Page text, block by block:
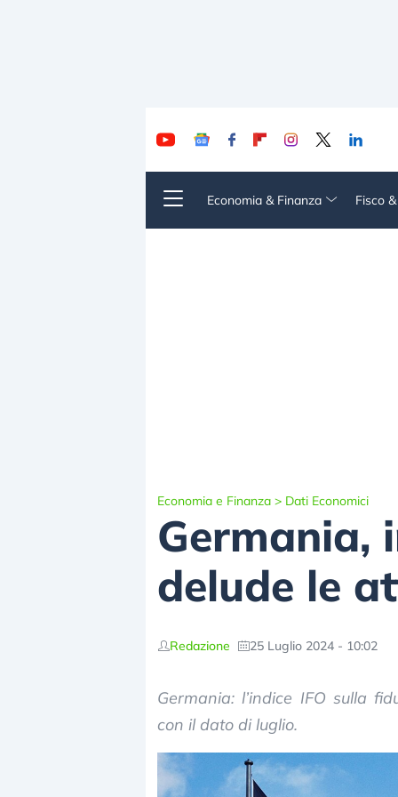
Economia & Finanza Fisco
Economia e Finanza > Dati Economici
Germania,
delude le
Redazione 25 Luglio 2024 - 10:02
Germania: l’indice IFO sulla
con il dato di luglio.